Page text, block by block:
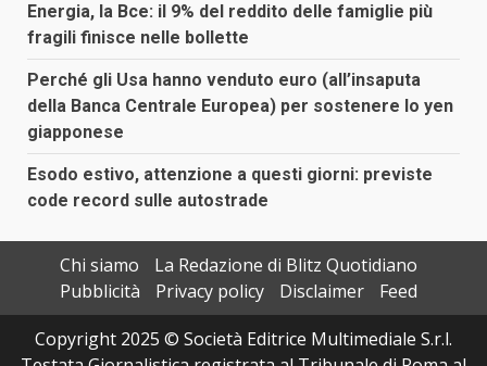
Energia, la Bce: il 9% del reddito delle famiglie più
fragili finisce nelle bollette
Perché gli Usa hanno venduto euro (all’insaputa
della Banca Centrale Europea) per sostenere lo yen
giapponese
Esodo estivo, attenzione a questi giorni: previste
code record sulle autostrade
Chi siamo
La Redazione di Blitz Quotidiano
Pubblicità
Privacy policy Disclaimer
Feed
Copyright 2025 © Società Editrice Multimediale S.r.l.